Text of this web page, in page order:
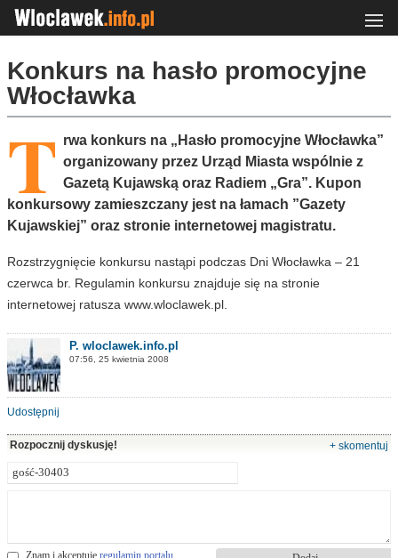
Konkurs na hasło promocyjne
Włocławka
T rwa konkurs na „Hasło promocyjne Włocławka”
organizowany przez Urząd Miasta wspólnie z
Gazetą Kujawską oraz Radiem „Gra”. Kupon
konkursowy zamieszczany jest na łamach ”Gazety
Kujawskiej” oraz stronie internetowej magistratu.
Rozstrzygnięcie konkursu nastąpi podczas Dni Włocławka – 21
czerwca br. Regulamin konkursu znajduje się na stronie
internetowej ratusza www.wloclawek.pl.
P. wloclawek.info.pl
07:56, 25 kwietnia 2008
Udostępnij
Rozpocznij dyskusję! + skomentuj
Znam i akceptuję regulamin portalu